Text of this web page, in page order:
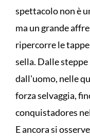
spettacolo non è
ma un grande
ripercorre le
sella. Dalle
dall'uomo, nelle
forza selvaggia,
conquistadores
E ancora si